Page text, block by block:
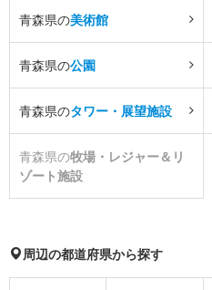
青森県の美術館
青森県の公園
青森県のタワー・展望施設
青森県の牧場・レジャー＆リ
ゾート施設
周辺の都道府県から探す